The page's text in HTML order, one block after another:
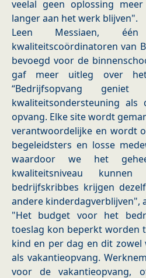
veelal geen oplossing
langer aan het werk blijven".
Leen Messiaen,
kwaliteitscoördinatoren van
bevoegd voor de
gaf meer uitleg over het
“Bedrijfsopvang
kwaliteitsondersteuning
opvang. Elke site wordt
verantwoordelijke en wordt
begeleidsters en losse
waardoor we het
kwaliteitsniveau
bedrijfskribbes krijgen
andere kinderdagverblijven",
"Het budget voor het
toeslag kon beperkt worden
kind en per dag en dit
als vakantieopvang.
voor de vakantieopvang,